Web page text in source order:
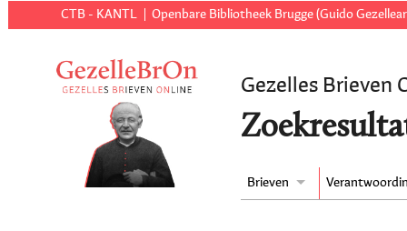
CTB - KANTL Openbare Bibliotheek Brugge (Guido
Gezelles Brieven
Brieven